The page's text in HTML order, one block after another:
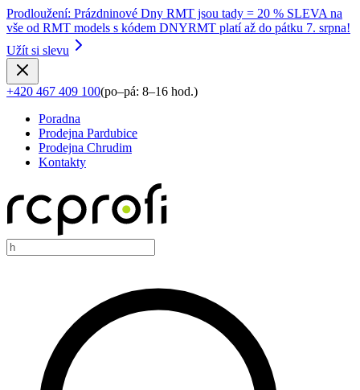
Prodloužení: Prázdninové Dny RMT jsou tady = 20 % SLEVA na
vše od RMT models s kódem DNYRMT platí až do pátku 7. srpna!
Užít si slevu
+420 467 409 100(po–pá: 8–16 hod.)
Poradna
Prodejna Pardubice
Prodejna Chrudim
Kontakty